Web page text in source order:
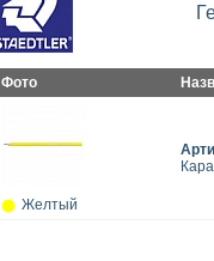
Фото
Желтый